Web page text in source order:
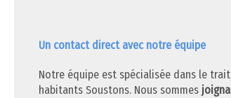
Un contact direct avec notre équipe
Notre équipe est spécialisée dans le
habitants Soustons. Nous sommes